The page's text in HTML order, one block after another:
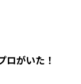
ロがいた！